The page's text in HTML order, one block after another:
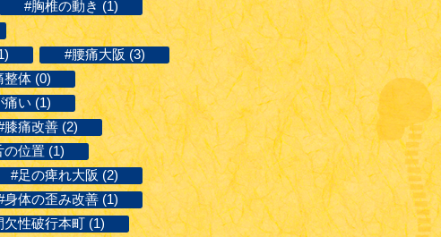
#胸椎の動き (1)
#腰痛大阪 (3)
整体 (0)
痛い (1)
膝痛改善 (2)
の位置 (1)
#足の痺れ大阪 (2)
身体の歪み改善 (1)
欠性破行本町 (1)